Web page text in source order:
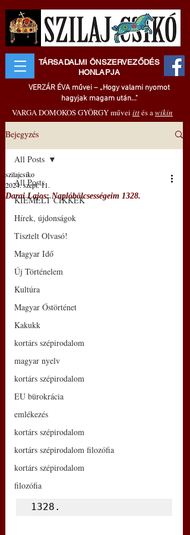
TÁRSADALMI ÖNSZERVEZŐDÉS
HONLAPJA
VERZÁR ÉVA művei – „Hogy valami nyomot
hagyjak magam után..."
VARGA DOMOKOS GYÖRGY művei ittés awikin
Bejegyzés
All Posts
KIEMELT CIKKEK
Hírek, újdonságok
Tisztelt Olvasó!
Magyar Idő
Új Történelem
Kultúra
Magyar Őstörténet
Kakukk
kortárs szépirodalom
magyar nyelv
kortárs szépirodalom
EU bürokrácia
emlékezés
kortárs szépirodalom
kortárs szépirodalom filozófia
kortárs szépirodalom
filozófia
All Posts
Darai Lajos: Naplóbölcsességeim 1328.
szilajcsiko
2024. szept. 11.
1328.